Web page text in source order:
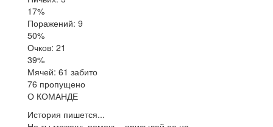
17%
Поражений: 9
50%
Очков: 21
39%
Мячей: 61 забито
76 пропущено
О КОМАНДЕ
История пишется...